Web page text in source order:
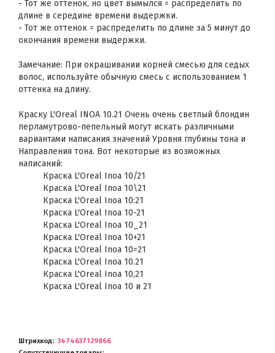
- Тот же оттенок, но цвет вымылся = распределить по
длине в середине времени выдержки.
- Тот же оттенок = распределить по длине за 5 минут до
окончания времени выдержки.
Замечание: При окрашивании корней смесью для седых
волос, используйте обычную смесь с использованием 1
оттенка на длину.
Краску L'Oreal INOA 10.21 Очень очень светлый блондин
перламутрово-пепельный могут искать различными
вариантами написания значений Уровня глубины тона и
Направления тона. Вот некоторые из возможных
написаний:
Краска L'Oreal Inoa 10/21
Краска L'Oreal Inoa 10\21
Краска L'Oreal Inoa 10:21
Краска L'Oreal Inoa 10-21
Краска L'Oreal Inoa 10_21
Краска L'Oreal Inoa 10+21
Краска L'Oreal Inoa 10=21
Краска L'Oreal Inoa 10.21
Краска L'Oreal Inoa 10,21
Краска L'Oreal Inoa 10 и 21
Штрихкод
3474637129866